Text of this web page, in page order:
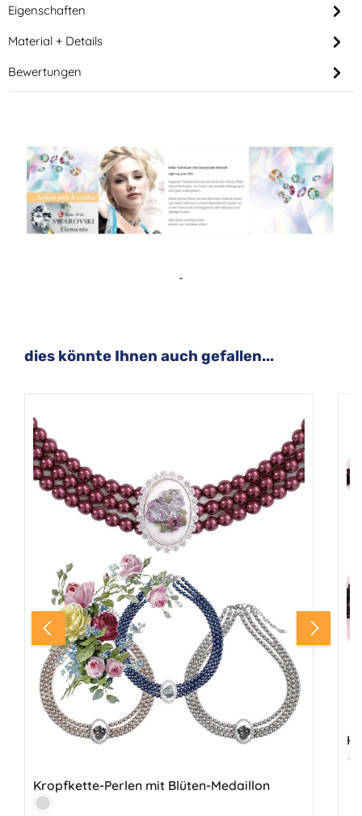
Eigenschaften
Material + Details
Bewertungen
-
Produktgalerie überspringen
dies könnte Ihnen auch gefallen...
Kropfkette-Perlen mit Blüten-Medaillon
Farbe:
Silber